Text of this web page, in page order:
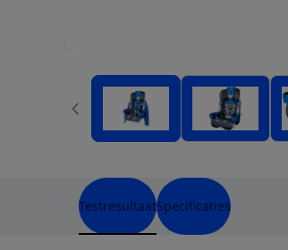
TestresultaatSpecificaties